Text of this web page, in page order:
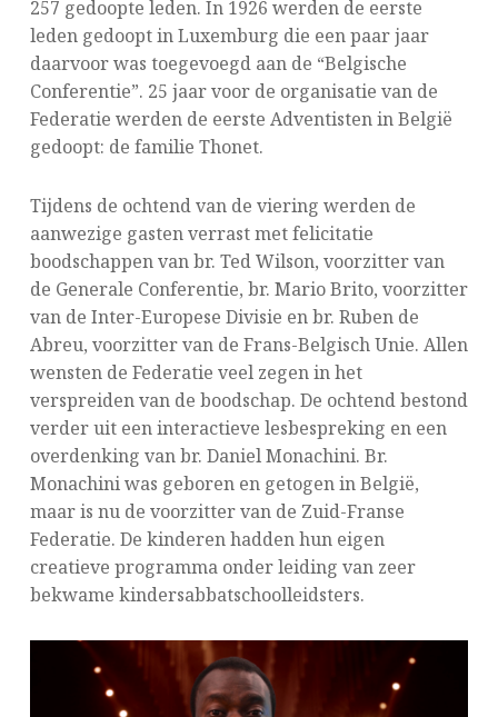
257 gedoopte leden. In 1926 werden de eerste
leden gedoopt in Luxemburg die een paar jaar
daarvoor was toegevoegd aan de “Belgische
Conferentie”. 25 jaar voor de organisatie van de
Federatie werden de eerste Adventisten in België
gedoopt: de familie Thonet.
Tijdens de ochtend van de viering werden de
aanwezige gasten verrast met felicitatie
boodschappen van br. Ted Wilson, voorzitter van
de Generale Conferentie, br. Mario Brito, voorzitter
van de Inter-Europese Divisie en br. Ruben de
Abreu, voorzitter van de Frans-Belgisch Unie. Allen
wensten de Federatie veel zegen in het
verspreiden van de boodschap. De ochtend bestond
verder uit een interactieve lesbespreking en een
overdenking van br. Daniel Monachini. Br.
Monachini was geboren en getogen in België,
maar is nu de voorzitter van de Zuid-Franse
Federatie. De kinderen hadden hun eigen
creatieve programma onder leiding van zeer
bekwame kindersabbatschoolleidsters.